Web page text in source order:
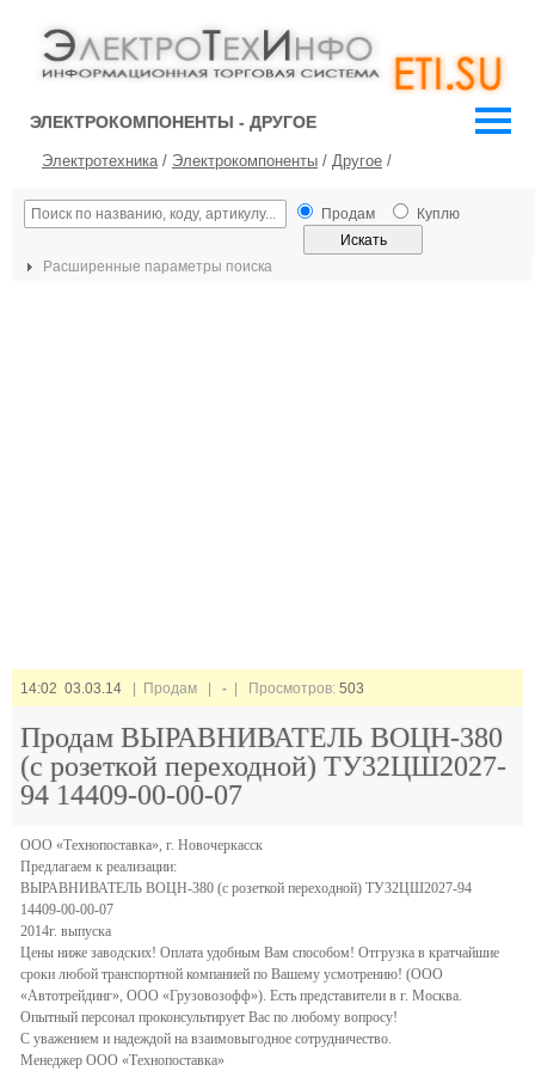
ЭЛЕКТРОКОМПОНЕНТЫ - ДРУГОЕ
Электротехника/ Электрокомпоненты / Другое /
Продам Куплю
Расширенные параметры поиска
14:02 03.03.14 | Продам | - | Просмотров: 503
Продам ВЫРАВНИВАТЕЛЬ ВОЦН-380
(с розеткой переходной) ТУ32ЦШ2027-
94 14409-00-00-07
ООО «Технопоставка», г. Новочеркасск
Предлагаем к реализации:
ВЫРАВНИВАТЕЛЬ ВОЦН-380 (с розеткой переходной) ТУ32ЦШ2027-94
14409-00-00-07
2014г. выпуска
Цены ниже заводских! Оплата удобным Вам способом! Отгрузка в кратчайшие
сроки любой транспортной компанией по Вашему усмотрению! (ООО
«Автотрейдинг», ООО «Грузовозофф»). Есть представители в г. Москва.
Опытный персонал проконсультирует Вас по любому вопросу!
С уважением и надеждой на взаимовыгодное сотрудничество.
Менеджер ООО «Технопоставка»